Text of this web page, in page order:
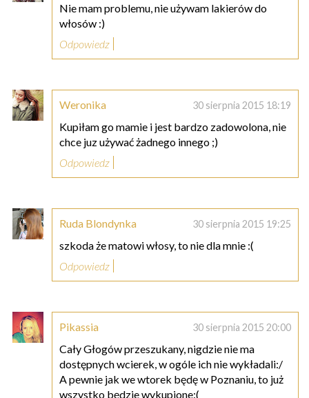
Nie mam problemu, nie używam lakierów do
włosów :)
Odpowiedz
Weronika 30 sierpnia 2015 18:19
Kupiłam go mamie i jest bardzo zadowolona, nie
chce juz używać żadnego innego ;)
Odpowiedz
Ruda Blondynka 30 sierpnia 2015 19:25
szkoda że matowi włosy, to nie dla mnie :(
Odpowiedz
Pikassia 30 sierpnia 2015 20:00
Cały Głogów przeszukany, nigdzie nie ma
dostępnych wcierek, w ogóle ich nie wykładali:/
A pewnie jak we wtorek będę w Poznaniu, to już
wszystko będzie wykupione:(